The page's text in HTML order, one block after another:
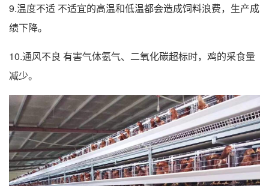
9.温度不适 不适宜的高温和低温都会造成饲料浪费，生产成
绩下降。
10.通风不良 有害气体氨气、二氧化碳超标时，鸡的采食量
减少。